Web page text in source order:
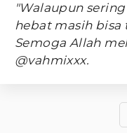
"Walaupun
hebat masih bisa
Semoga Allah
@vahmixxx.